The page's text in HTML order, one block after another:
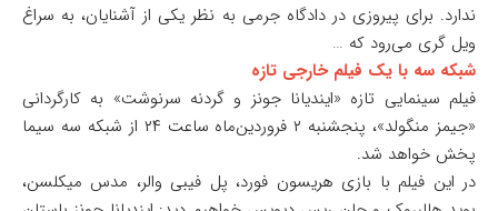
ندارد. برای پیروزی در دادگاه جرمی به نظر یکی از آشنایان، به سراغ
ویل گری می‌رود که …
شبکه سه با یک فیلم خارجی تازه
فیلم سینمایی تازه «ایندیانا جونز و گردنه سرنوشت» به کارگردانی
«جیمز منگولد»، پنجشنبه ۲ فروردین‌ماه ساعت ۲۴ از شبکه سه سیما
پخش خواهد شد.
در این فیلم با بازی هریسون فورد، پل فیبی والر، مدس میکلسن،